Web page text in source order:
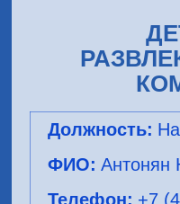
Антонян
+7